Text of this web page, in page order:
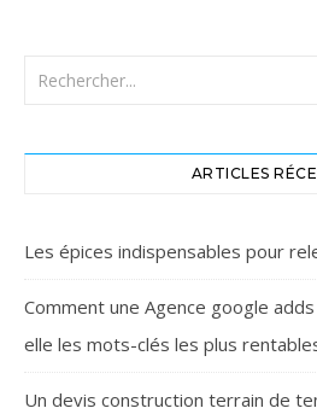
ARTICLES
Les épices indispensables pour
Comment une Agence google
elle les mots-clés les plus
Un devis construction terrain de